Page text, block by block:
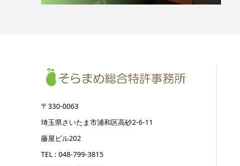
〒330-0063
埼玉県さいたま市浦和区高砂2-6-11
藤屋ビル202
TEL : 048-799-3815